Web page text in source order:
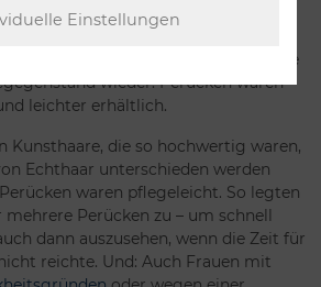
vor fast 60 Jahren die Perücke
wieder. Perücken waren
leichter erhältlich.
Kunsthaare, die so hochwertig waren,
Echthaar unterschieden werden
waren pflegeleicht. So legten
mehrere Perücken zu – um schnell
dann auszusehen, wenn die Zeit für
reichte. Und: Auch Frauen mit